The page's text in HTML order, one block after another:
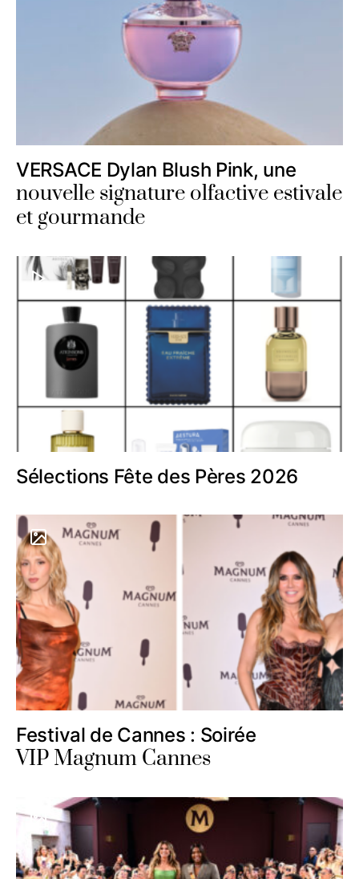
VERSACE Dylan Blush Pink, une
nouvelle signature olfactive estivale
et gourmande
Sélections Fête des Pères 2026
Festival de Cannes : Soirée
VIP Magnum Cannes